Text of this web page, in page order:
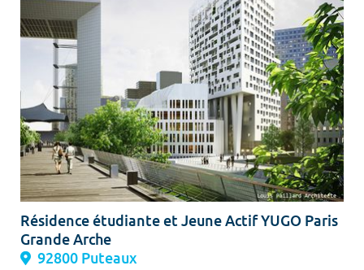
Résidence étudiante et Jeune Actif YUGO Paris
Grande Arche
92800 Puteaux